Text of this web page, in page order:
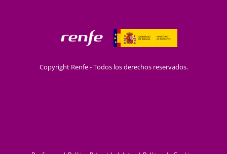
Copyright Renfe - Todos los derechos reservados.